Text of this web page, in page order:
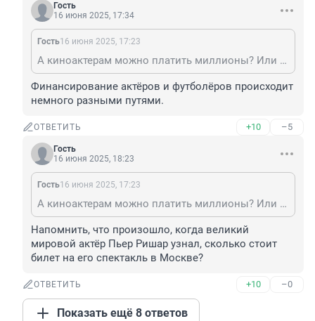
Гость
16 июня 2025, 17:34
Гость16 июня 2025, 17:23
А киноактерам можно платить миллионы? Или в кино тоже учителя должны играть? "Ведь насколько лучше Ермолова играла бы вечером, если бы днём она стояла у шлифовального станка".
Финансирование актёров и футболёров происходит
немного разными путями.
ОТВЕТИТЬ +10 –5
Гость
16 июня 2025, 18:23
Гость16 июня 2025, 17:23
А киноактерам можно платить миллионы? Или в кино тоже учителя должны играть? "Ведь насколько лучше Ермолова играла бы вечером, если бы днём она стояла у шлифовального станка".
Напомнить, что произошло, когда великий
мировой актёр Пьер Ришар узнал, сколько стоит
билет на его спектакль в Москве?
ОТВЕТИТЬ +10 –0
Показать ещё 8 ответов